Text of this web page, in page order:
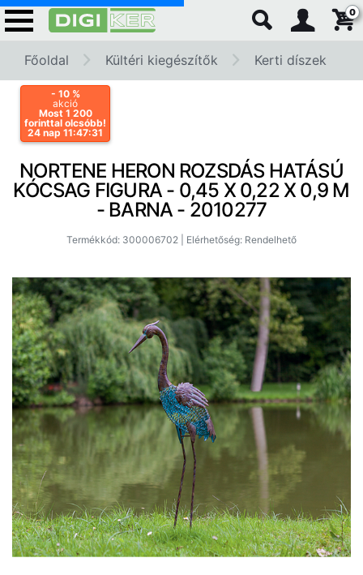
0
Főoldal Kültéri kiegészítők Kerti díszek
- 10 %
akció
Most 1 200
forinttal olcsóbb!
24 nap 11:47:31
NORTENE HERON ROZSDÁS HATÁSÚ
KÓCSAG FIGURA - 0,45 X 0,22 X 0,9 M
- BARNA - 2010277
Termékkód: 300006702 | Elérhetőség: Rendelhető